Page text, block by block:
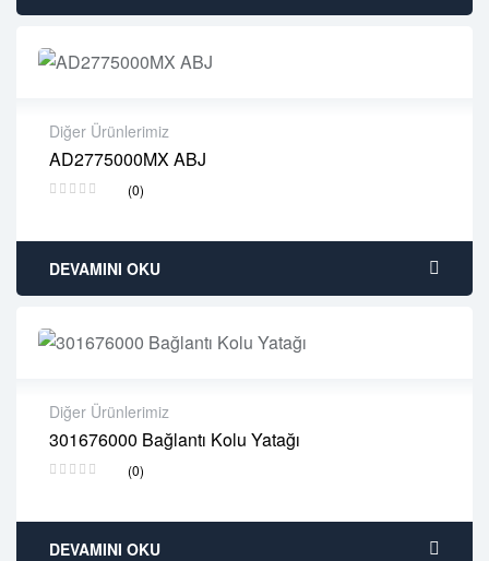
Diğer Ürünlerimiz
AD2775000MX ABJ
(0)
2 years warranty
Delivery time: 1-2 business days
DEVAMINI OKU
Diğer Ürünlerimiz
301676000 Bağlantı Kolu Yatağı
(0)
2 years warranty
Delivery time: 1-2 business days
DEVAMINI OKU